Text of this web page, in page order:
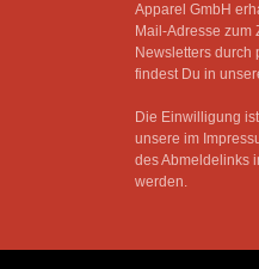
Apparel GmbH
Mail-Adresse zum
Newsletters durch
findest Du in
Die Einwilligung
unsere im
des Abmeldelinks
werden.